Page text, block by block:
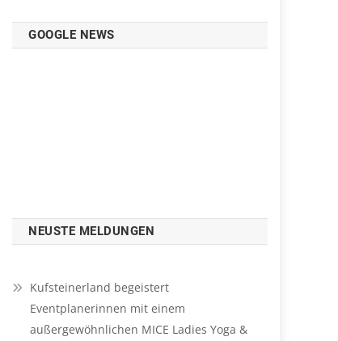
GOOGLE NEWS
NEUSTE MELDUNGEN
Kufsteinerland begeistert
Eventplanerinnen mit einem
außergewöhnlichen MICE Ladies Yoga &